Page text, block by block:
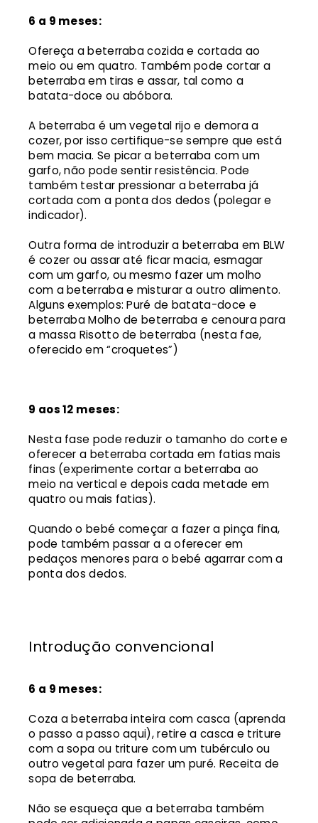
6 a 9 meses:
Ofereça a beterraba cozida e cortada ao
meio ou em quatro. Também pode cortar a
beterraba em tiras e assar, tal como a
batata-doce ou abóbora.
A beterraba é um vegetal rijo e demora a
cozer, por isso certifique-se sempre que está
bem macia. Se picar a beterraba com um
garfo, não pode sentir resistência. Pode
também testar pressionar a beterraba já
cortada com a ponta dos dedos (polegar e
indicador).
Outra forma de introduzir a beterraba em BLW
é cozer ou assar até ficar macia, esmagar
com um garfo, ou mesmo fazer um molho
com a beterraba e misturar a outro alimento.
Alguns exemplos: Puré de batata-doce e
beterraba Molho de beterraba e cenoura para
a massa Risotto de beterraba (nesta fae,
oferecido em “croquetes”)
9 aos 12 meses:
Nesta fase pode reduzir o tamanho do corte e
oferecer a beterraba cortada em fatias mais
finas (experimente cortar a beterraba ao
meio na vertical e depois cada metade em
quatro ou mais fatias).
Quando o bebé começar a fazer a pinça fina,
pode também passar a a oferecer em
pedaços menores para o bebé agarrar com a
ponta dos dedos.
Introdução convencional
6 a 9 meses:
Coza a beterraba inteira com casca (aprenda
o passo a passo aqui), retire a casca e triture
com a sopa ou triture com um tubérculo ou
outro vegetal para fazer um puré. Receita de
sopa de beterraba.
Não se esqueça que a beterraba também